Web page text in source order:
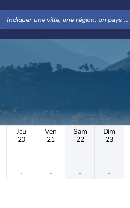
Jeu
20
-
-
Ven
21
-
-
Sam
22
-
-
Dim
23
-
-